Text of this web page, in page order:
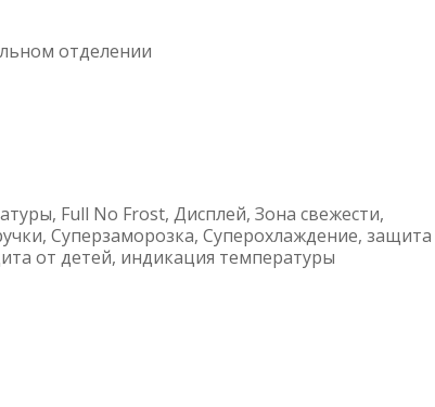
отделении
Full No Frost, Дисплей, Зона свежести,
Суперзаморозка, Суперохлаждение, защита
от детей, индикация температуры